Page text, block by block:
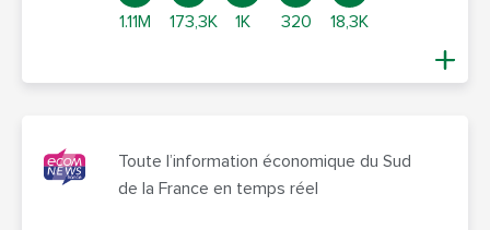
1.11M 173,3K 1K 320 18,3K
Toute l’information économique du Sud
de la France en temps réel